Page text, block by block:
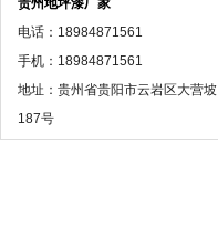
贵州地坪漆厂家
电话：18984871561
手机：18984871561
地址：贵州省贵阳市云岩区大营坡
187号